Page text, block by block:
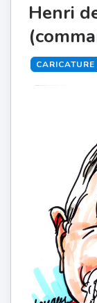
Henri
CARICATURE